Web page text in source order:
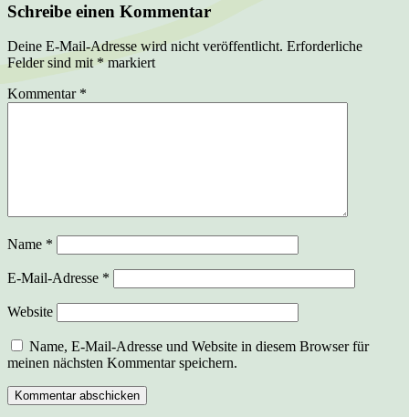
Schreibe einen Kommentar
Deine E-Mail-Adresse wird nicht veröffentlicht. Erforderliche
Felder sind mit* markiert
Kommentar *
Name *
E-Mail-Adresse *
Website
Name, E-Mail-Adresse und Website in diesem Browser für
meinen nächsten Kommentar speichern.